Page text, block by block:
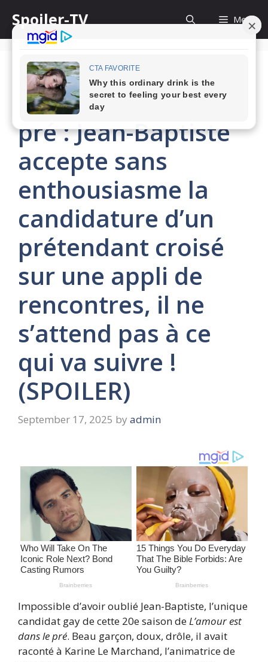
content
Spoiler-TV Menu
L’amour est dans le
pré : Jean-Baptiste
accepte sans
enthousiasme la
candidature d’un
prétendant croisé
sur une appli de
rencontres, il ne
s’attend pas à ce
qui va suivre !
(SPOILER)
September 17, 2025 by admin
Impossible d’avoir oublié Jean-Baptiste, l’unique
candidat gay de cette 20e saison deL’amour est
dans le pré. Beau garçon, doux, drôle, il avait
raconté à Karine Le Marchand, l’animatrice de